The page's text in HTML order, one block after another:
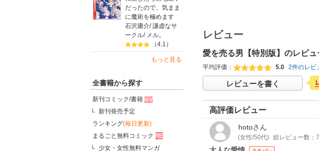
だったので、気まま
に魔術を極めます
石沢庸介/謙虚なサ
ークル/ メル。
（4.1）
もっと見る
全書籍から探す
新刊コミック/書籍
新刊発売予定
ランキング(毎日更新)
まるごと無料コミック
少女・女性無料マンガ
レビュー
愛を売る男【特別版】のレビュ
平均評価： 5.0 2件のレビ
レビューを書く
高評価レビュー
hotoさん
(女性/50代) 総レビュー数：